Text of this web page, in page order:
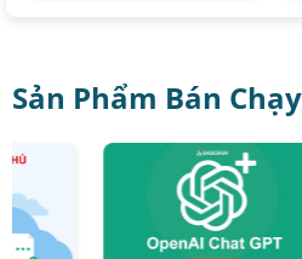
Sản Phẩm Bán Chạy